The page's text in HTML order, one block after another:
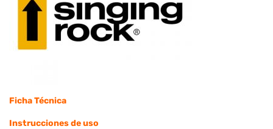
Ficha Técnica
Instrucciones de uso